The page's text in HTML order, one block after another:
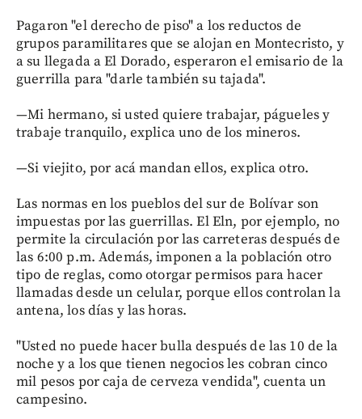
Pagaron "el derecho de piso" a los reductos de
grupos paramilitares que se alojan en Montecristo, y
a su llegada a El Dorado, esperaron el emisario de la
guerrilla para "darle también su tajada".
—Mi hermano, si usted quiere trabajar, págueles y
trabaje tranquilo, explica uno de los mineros.
—Si viejito, por acá mandan ellos, explica otro.
Las normas en los pueblos del sur de Bolívar son
impuestas por las guerrillas. El Eln, por ejemplo, no
permite la circulación por las carreteras después de
las 6:00 p.m. Además, imponen a la población otro
tipo de reglas, como otorgar permisos para hacer
llamadas desde un celular, porque ellos controlan la
antena, los días y las horas.
"Usted no puede hacer bulla después de las 10 de la
noche y a los que tienen negocios les cobran cinco
mil pesos por caja de cerveza vendida", cuenta un
campesino.